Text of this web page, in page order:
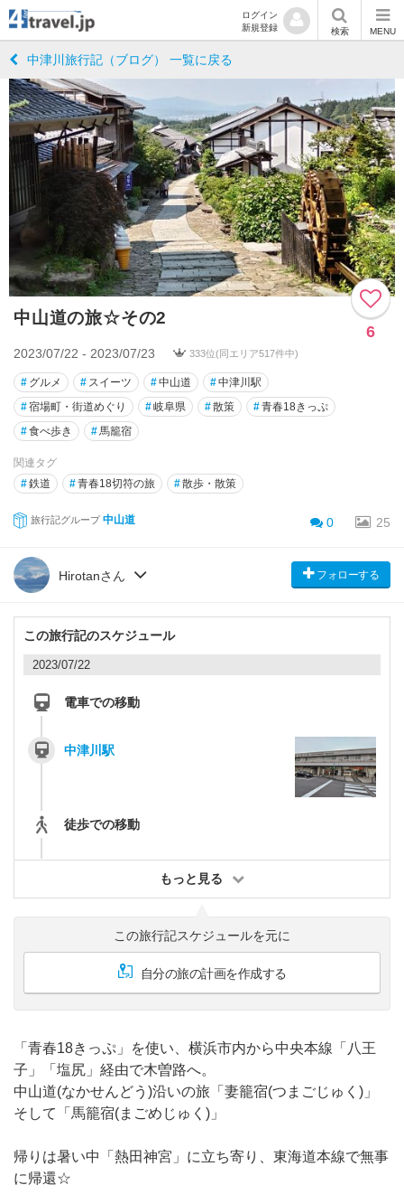
ログイン
新規登録
検索 MENU
中津川旅行記（ブログ） 一覧に戻る
中山道の旅☆その2
6
2023/07/22 - 2023/07/23 333位(同エリア517件中)
# グルメ # スイーツ #中山道 #中津川駅
#宿場町・街道めぐり #岐阜県 #散策 #青春18きっぷ
#食べ歩き # 馬籠宿
関連タグ
#鉄道 #青春18切符の旅 #散歩・散策
旅行記グループ 中山道 0 25
Hirotanさん フォローする
この旅行記のスケジュール
2023/07/22
電車での移動
中津川駅
徒歩での移動
もっと見る
この旅行記スケジュールを元に
自分の旅の計画を作成する
「青春18きっぷ」を使い、横浜市内から中央本線「八王
子」「塩尻」経由で木曽路へ。
中山道(なかせんどう)沿いの旅「妻籠宿(つまごじゅく)」
そして「馬籠宿(まごめじゅく)」
帰りは暑い中「熱田神宮」に立ち寄り、東海道本線で無事
に帰還☆